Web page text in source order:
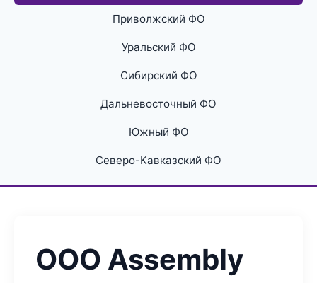
Приволжский ФО
Уральский ФО
Сибирский ФО
Дальневосточный ФО
Южный ФО
Северо-Кавказский ФО
ООО Assembly